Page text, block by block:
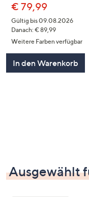
€ 79,99
Gültig bis 09.08.2026
Danach: € 89,99
Weitere Farben verfügbar
In den Warenkorb
Ausgewählt